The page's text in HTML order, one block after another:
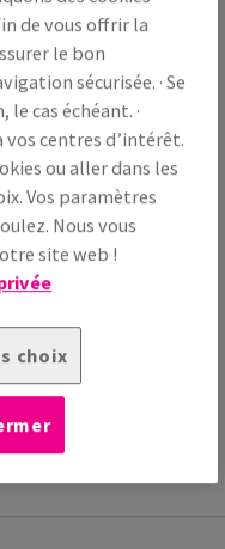
Guide des quantités
de vous offrir la
le bon
sécurisée. · Se
cas échéant. ·
vos centres d’intérêt.
ou aller dans les
Vos paramètres
Nous vous
site web !
choix